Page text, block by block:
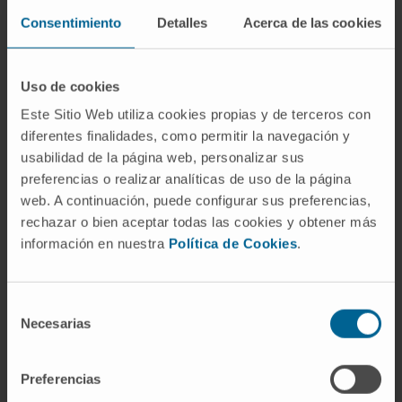
Consentimiento Detalles Acerca de las cookies
Uso de cookies
Este Sitio Web utiliza cookies propias y de terceros con
diferentes finalidades, como permitir la navegación y
usabilidad de la página web, personalizar sus
preferencias o realizar analíticas de uso de la página
web. A continuación, puede configurar sus preferencias,
rechazar o bien aceptar todas las cookies y obtener más
información en nuestra Política de Cookies.
Necesarias
Preferencias
Estas iniciativas se centran en ámbitos como las
alteraciones metabólicas de la obesidad, la
tratamientos para la prevención del cáncer de
cérvix, nuevas líneas de investigación sobre la
depresión o el estudio de la urticaria crónica.
Además, Instituto Carlos III aportará 177.000
euros más a un proyecto del Cima sobre la
resistencia a los tratamientos contra el cáncer de
de la Universidad de Navarra, Paloma Grau, ha
destacado la tarea que se realiza en el centro
académico. “Nuestra investigación busca aportar